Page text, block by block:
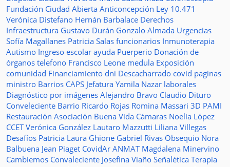
Fundación Ciudad Abierta Anticoncepción Ley 10.471
Verónica Distefano Hernán Barbalace Derechos
Infraestructura Gustavo Durán Gonzalo Almada Urgencias
Sofía Magallanes Patricia Salas funcionarios Inmunoterapia
Autismo Ingreso escolar ayuda Puerperio Donación de
órganos telefono Francisco Leone medula Exposición
comunidad Financiamiento dni Descacharrado covid paginas
ministro Barrios CAPS Jefatura Yamila Nazar laborales
Diagnóstico por imágenes Alejandro Bravo Claudio Dituro
Conveleciente Barrio Ricardo Rojas Romina Massari 3D PAMI
Restauración Asociación Buena Vida Cámaras Noelia López
CCETVerónica González Lautaro Mazzutti Liliana Villegas
Desafíos Patricia Laura Ghione Gabriel Rivas Obsequio Nora
Balbuena Jean Piaget CovidAr ANMAT Magdalena Minervino
Cambiemos Convaleciente Josefina Viaño Señalética Terapia